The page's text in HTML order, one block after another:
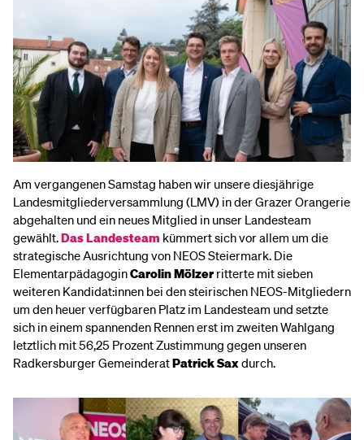
Am vergangenen Samstag haben wir unsere diesjährige
Landesmitgliederversammlung (LMV) in der Grazer Orangerie
abgehalten und ein neues Mitglied in unser Landesteam
gewählt.Das Landesteam kümmert sich vor allem um die
strategische Ausrichtung von NEOS Steiermark. Die
ElementarpädagoginCarolin Mölzer ritterte mit sieben
weiteren Kandidat:innen bei den steirischen NEOS-Mitgliedern
um den heuer verfügbaren Platz im Landesteam und setzte
sich in einem spannenden Rennen erst im zweiten Wahlgang
letztlich mit 56,25 Prozent Zustimmung gegen unseren
Radkersburger GemeinderatPatrick Saxdurch.